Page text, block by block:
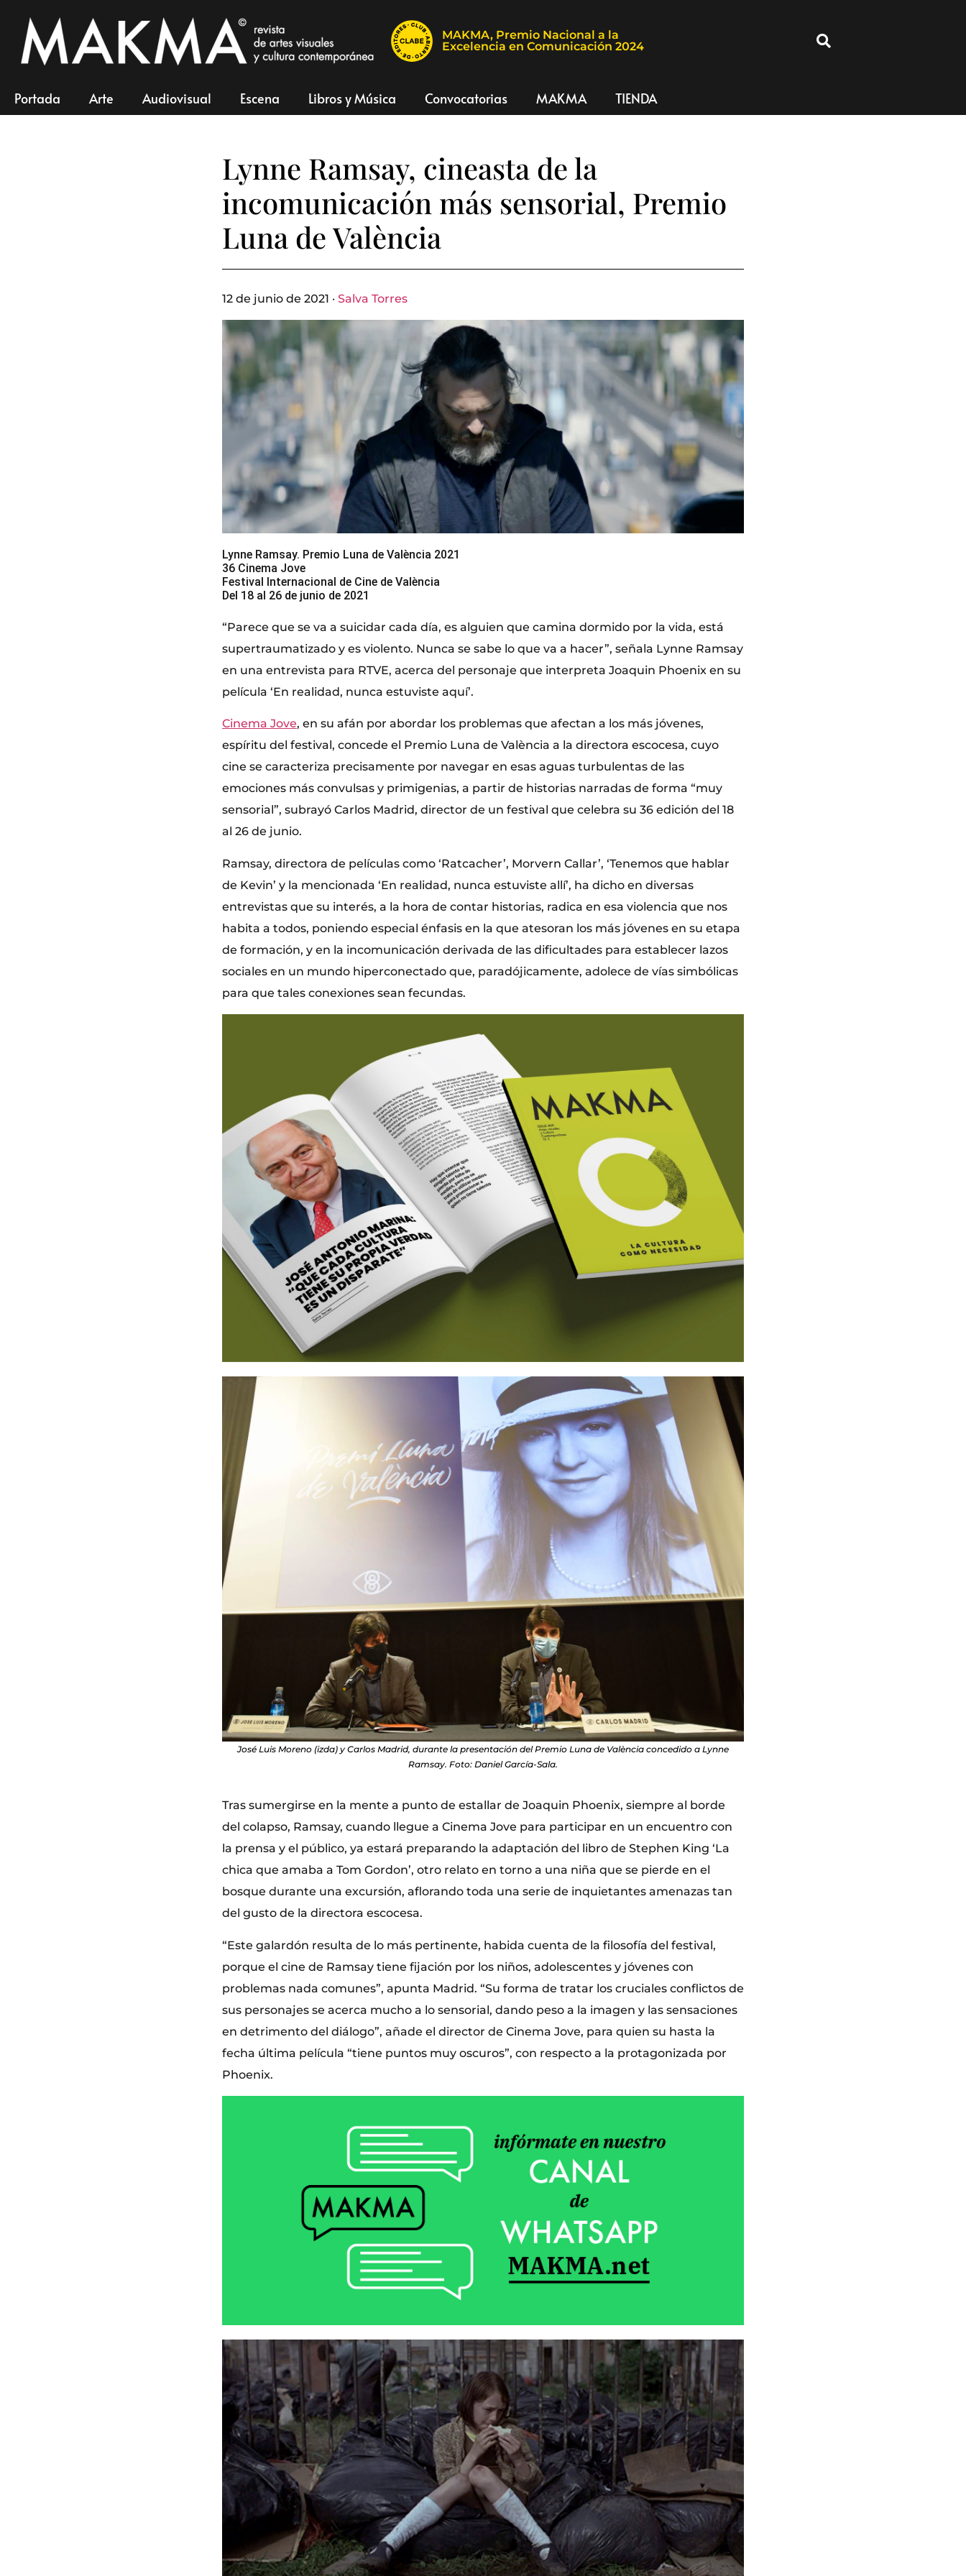
MAKMA, Premio Nacional a la
Excelencia en Comunicación 2024
Portada Arte Audiovisual Escena Libros y Música Convocatorias MAKMA TIENDA
Lynne Ramsay, cineasta de la
incomunicación más sensorial, Premio
Luna de València
12 de junio de 2021 · Salva Torres
Lynne Ramsay. Premio Luna de València 2021
36 Cinema Jove
Festival Internacional de Cine de València
Del 18 al 26 de junio de 2021
“Parece que se va a suicidar cada día, es alguien que camina dormido por la vida, está
supertraumatizado y es violento. Nunca se sabe lo que va a hacer”, señala Lynne Ramsay
en una entrevista para RTVE, acerca del personaje que interpreta Joaquin Phoenix en su
película ‘En realidad, nunca estuviste aquí’.
Cinema Jove, en su afán por abordar los problemas que afectan a los más jóvenes,
espíritu del festival, concede el Premio Luna de València a la directora escocesa, cuyo
cine se caracteriza precisamente por navegar en esas aguas turbulentas de las
emociones más convulsas y primigenias, a partir de historias narradas de forma “muy
sensorial”, subrayó Carlos Madrid, director de un festival que celebra su 36 edición del 18
al 26 de junio.
Ramsay, directora de películas como ‘Ratcacher’, Morvern Callar’, ‘Tenemos que hablar
de Kevin’ y la mencionada ‘En realidad, nunca estuviste allí’, ha dicho en diversas
entrevistas que su interés, a la hora de contar historias, radica en esa violencia que nos
habita a todos, poniendo especial énfasis en la que atesoran los más jóvenes en su etapa
de formación, y en la incomunicación derivada de las dificultades para establecer lazos
sociales en un mundo hiperconectado que, paradójicamente, adolece de vías simbólicas
para que tales conexiones sean fecundas.
José Luis Moreno (izda) y Carlos Madrid, durante la presentación del Premio Luna de València concedido a Lynne
Ramsay. Foto: Daniel García-Sala.
Tras sumergirse en la mente a punto de estallar de Joaquin Phoenix, siempre al borde
del colapso, Ramsay, cuando llegue a Cinema Jove para participar en un encuentro con
la prensa y el público, ya estará preparando la adaptación del libro de Stephen King ‘La
chica que amaba a Tom Gordon’, otro relato en torno a una niña que se pierde en el
bosque durante una excursión, aflorando toda una serie de inquietantes amenazas tan
del gusto de la directora escocesa.
“Este galardón resulta de lo más pertinente, habida cuenta de la filosofía del festival,
porque el cine de Ramsay tiene fijación por los niños, adolescentes y jóvenes con
problemas nada comunes”, apunta Madrid. “Su forma de tratar los cruciales conflictos de
sus personajes se acerca mucho a lo sensorial, dando peso a la imagen y las sensaciones
en detrimento del diálogo”, añade el director de Cinema Jove, para quien su hasta la
fecha última película “tiene puntos muy oscuros”, con respecto a la protagonizada por
Phoenix.